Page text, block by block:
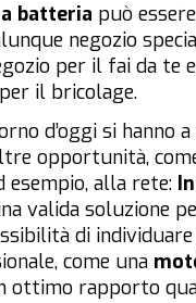
batteria può
negozio
per il fai da te
il bricolage.
d’oggi si hanno
opportunità,
esempio, alla rete:
valida soluzione
di
come una
ottimo rapporto